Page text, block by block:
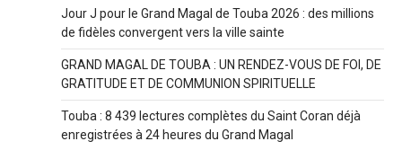
Jour J pour le Grand Magal de Touba 2026 : des millions
de fidèles convergent vers la ville sainte
GRAND MAGAL DE TOUBA : UN RENDEZ-VOUS DE FOI, DE
GRATITUDE ET DE COMMUNION SPIRITUELLE
Touba : 8 439 lectures complètes du Saint Coran déjà
enregistrées à 24 heures du Grand Magal